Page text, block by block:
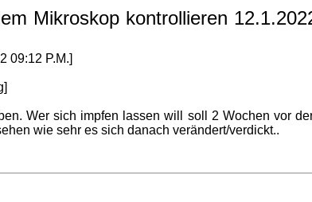
Mikroskop kontrollieren
09:12 P.M.]
Wer sich impfen lassen will soll 2 Wochen vor
wie sehr es sich danach verändert/verdickt..